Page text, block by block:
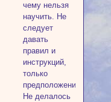
чему нельзя
научить. Не
следует
давать
правил и
инструкций,
только
предположения.
Не делалось